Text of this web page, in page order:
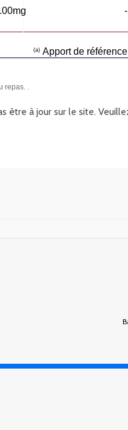
-
(a) Apport de
repas. .
être à jour sur le site.